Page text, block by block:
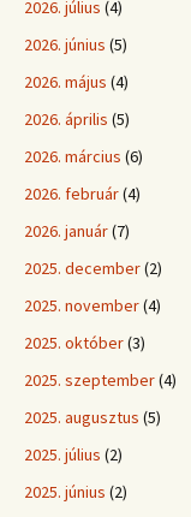
2026. július (4)
2026. június (5)
2026. május (4)
2026. április (5)
2026. március (6)
2026. február(4)
2026. január(7)
2025. december(2)
2025. november(4)
2025. október(3)
2025. szeptember(4)
2025. augusztus (5)
2025. július (2)
2025. június (2)